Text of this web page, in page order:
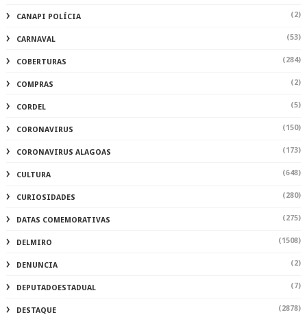
CANAPI POLÍCIA (2)
CARNAVAL (53)
COBERTURAS (284)
COMPRAS (2)
CORDEL (5)
CORONAVIRUS (150)
CORONAVIRUS ALAGOAS (173)
CULTURA (648)
CURIOSIDADES (280)
DATAS COMEMORATIVAS (275)
DELMIRO (1508)
DENUNCIA (2)
DEPUTADOESTADUAL (7)
DESTAQUE (2878)